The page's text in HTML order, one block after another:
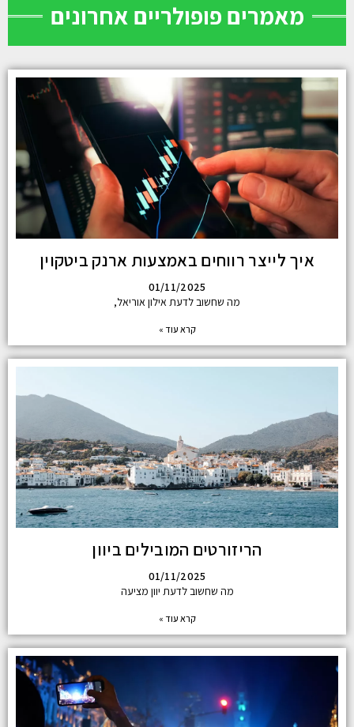
מאמרים פופולריים אחרונים
איך לייצר רווחים באמצעות ארנק ביטקוין
01/11/2025
מה שחשוב לדעת אילון אוריאל,
קרא עוד »
הריזורטים המובילים ביוון
01/11/2025
מה שחשוב לדעת יוון מציעה
קרא עוד »